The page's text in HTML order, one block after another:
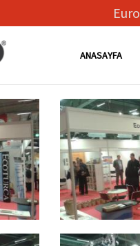
Euro
ANASAYFA